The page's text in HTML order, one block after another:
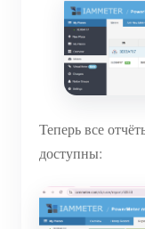
Теперь все
доступны: